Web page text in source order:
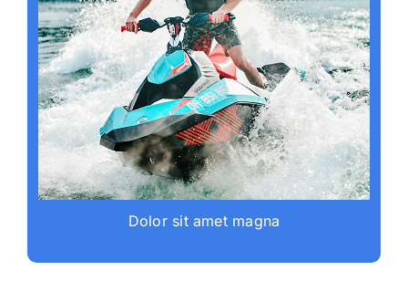
Dolor sit amet magna